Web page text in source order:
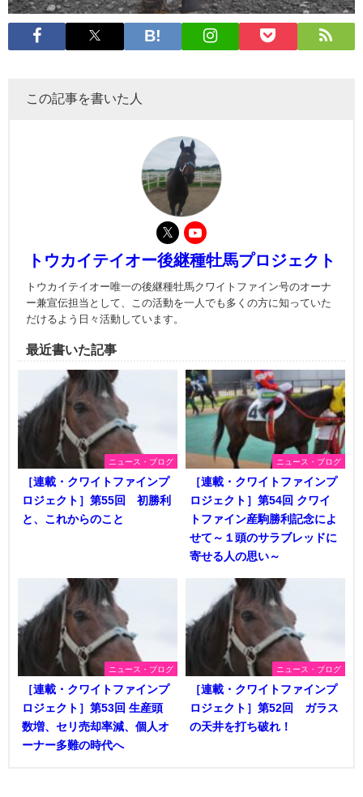
この記事を書いた人
トウカイテイオー後継種牡馬プロジェクト
トウカイテイオー唯一の後継種牡馬クワイトファイン号のオーナ
ー兼宣伝担当として、この活動を一人でも多くの方に知っていた
だけるよう日々活動しています。
最近書いた記事
ニュース・ブログ
［連載・クワイトファインプ
ロジェクト］第55回 初勝利
と、これからのこと
ニュース・ブログ
［連載・クワイトファインプ
ロジェクト］第54回 クワイ
トファイン産駒勝利記念によ
せて～１頭のサラブレッドに
寄せる人の思い～
ニュース・ブログ
［連載・クワイトファインプ
ロジェクト］第53回 生産頭
数増、セリ売却率減、個人オ
ーナー多難の時代へ
ニュース・ブログ
［連載・クワイトファインプ
ロジェクト］第52回 ガラス
の天井を打ち破れ！